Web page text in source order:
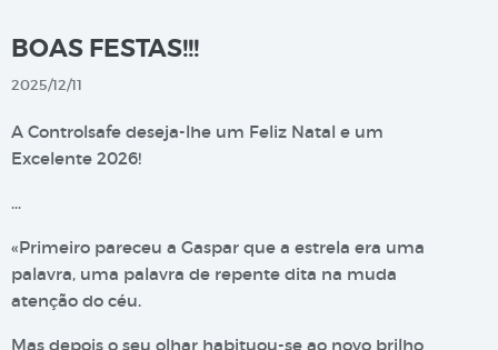
BOAS FESTAS!!!
2025/12/11
A Controlsafe deseja-lhe um Feliz Natal e um
Excelente 2026!
…
«Primeiro pareceu a Gaspar que a estrela era uma
palavra, uma palavra de repente dita na muda
atenção do céu.
Mas depois o seu olhar habituou-se ao novo brilho